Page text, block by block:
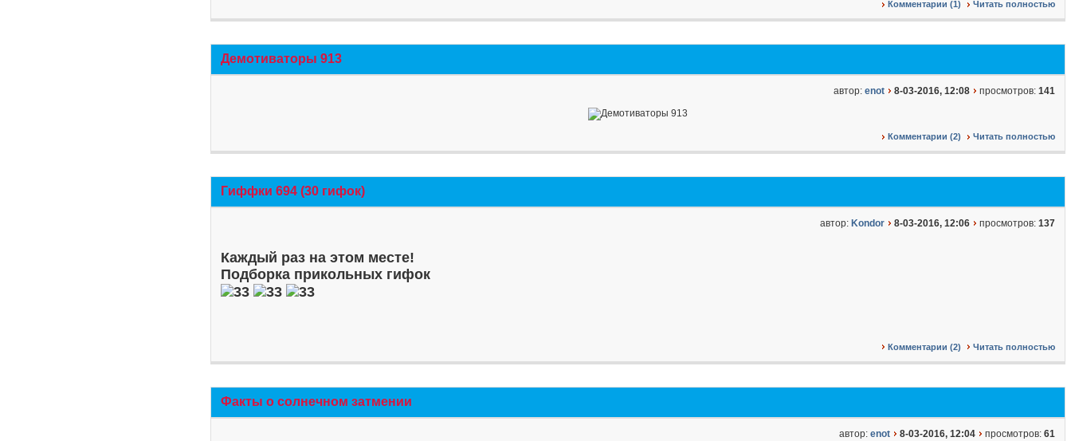
Комментарии (1) Читать полностью
Демотиваторы 913
автор: enot 8-03-2016, 12:08 просмотров: 141
Комментарии (2) Читать полностью
Гиффки 694 (30 гифок)
автор: Kondor 8-03-2016, 12:06 просмотров: 137
Каждый раз на этом месте!
Подборка прикольных гифок
Комментарии (2) Читать полностью
Факты о солнечном затмении
автор: enot 8-03-2016, 12:04 просмотров: 61